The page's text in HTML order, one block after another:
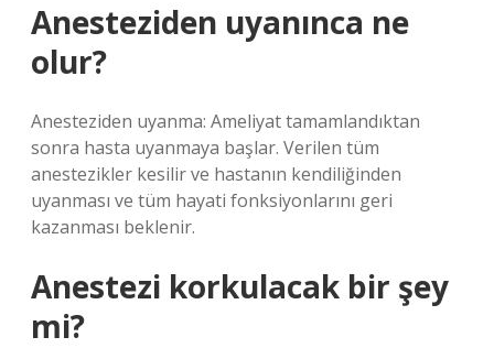
Anesteziden uyanınca ne
olur?
Anesteziden uyanma: Ameliyat tamamlandıktan
sonra hasta uyanmaya başlar. Verilen tüm
anestezikler kesilir ve hastanın kendiliğinden
uyanması ve tüm hayati fonksiyonlarını geri
kazanması beklenir.
Anestezi korkulacak bir şey
mi?